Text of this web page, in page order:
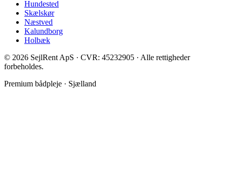
Hundested
Skælskør
Næstved
Kalundborg
Holbæk
© 2026 SejlRent ApS · CVR: 45232905 · Alle rettigheder
forbeholdes.
Premium bådpleje · Sjælland